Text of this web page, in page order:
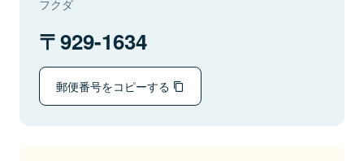
フクダ
929-1634
郵便番号をコピーする